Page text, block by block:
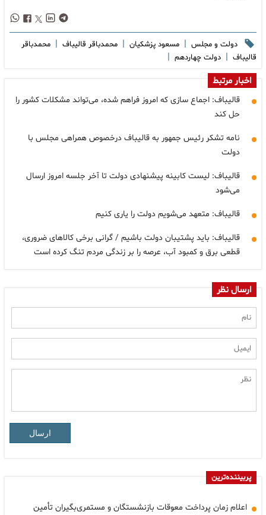
دولت و مجلس | مسعود پزشکیان | محمدباقر قالیباف | محمدباقر
قاليباف | دولت چهاردهم |
اخبار مرتبط
قالیباف: اجماع سازی که امروز فراهم شده، می‌تواند مشکلات کشور را
حل کند
نامه تشکر رئیس جمهور به قالیباف درخصوص همراهی مجلس با
دولت
قالیباف: لیست کابینه پیشنهادی دولت تا آخر جلسه امروز ارسال
می‌شود
قالیباف: متعهد می‌شویم دولت را یاری کنیم
قالیباف: باید پشتیبان دولت باشیم / گرانی برخی کالاهای ضروری،
قطعی برق و کمبود آب، عرصه را بر زندگی مردم تنگ کرده است
ارسال نظر
ارسال
پربیننده‌ترین
اعلام زمان پرداخت معوقات بازنشستگان و مستمری‌بگیران تأمین